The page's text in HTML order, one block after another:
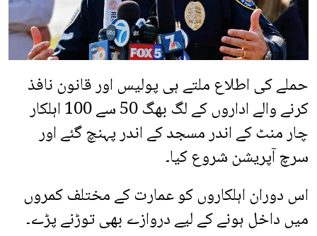
حملے کی اطلاع ملتے ہی پولیس اور قانون نافذ
کرنے والے اداروں کے لگ بھگ 50 سے 100 اہلکار
چار منٹ کے اندر مسجد کے اندر پہنچ گئے اور
سرچ آپریشن شروع کیا۔
اس دوران اہلکاروں کو عمارت کے مختلف کمروں
میں داخل ہونے کے لیے دروازے بھی توڑنے پڑے۔